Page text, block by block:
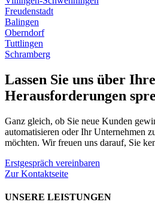
Freudenstadt
Balingen
Oberndorf
Tuttlingen
Schramberg
Lassen Sie uns über Ihre
Herausforderungen
Ganz gleich, ob Sie neue Kunden
automatisieren oder Ihr Unternehmen
möchten. Wir freuen uns darauf, Sie
Erstgespräch vereinbaren
Zur Kontaktseite
UNSERE LEISTUNGEN